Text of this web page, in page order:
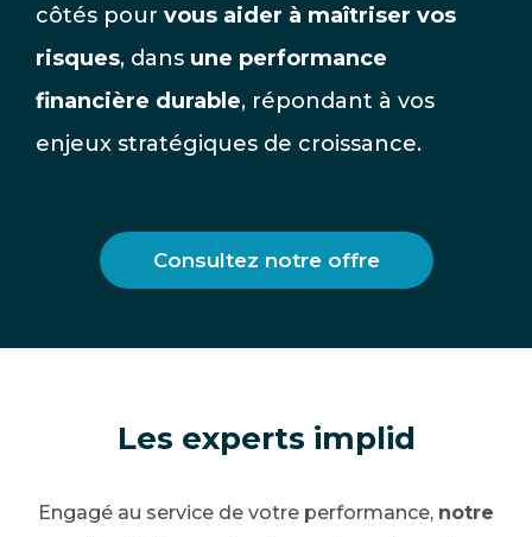
côtés pour vous aider à maîtriser vos
risques, dans une performance
financière durable, répondant à vos
enjeux stratégiques de croissance.
Consultez notre offre
Les experts implid
Engagé au service de votre performance, notre